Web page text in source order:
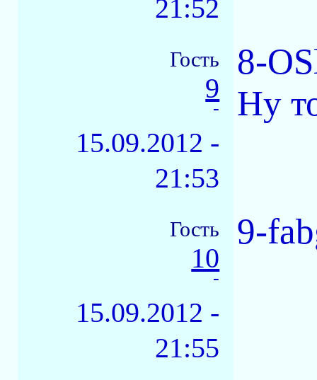
21:52
Гость
9
-
15.09.2012 -
21:53
8-
Ну
Гость
10
-
15.09.2012 -
21:55
9-